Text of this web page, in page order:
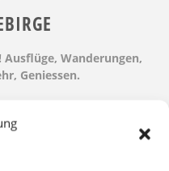
Ausflüge, Wanderungen,
Geniessen.